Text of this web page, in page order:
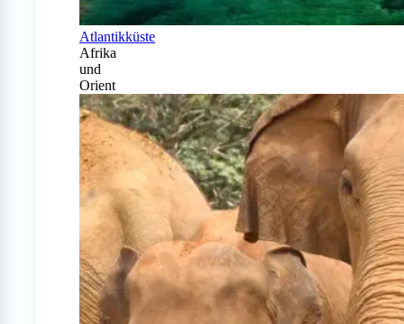
Atlantikküste
Afrika
und
Orient